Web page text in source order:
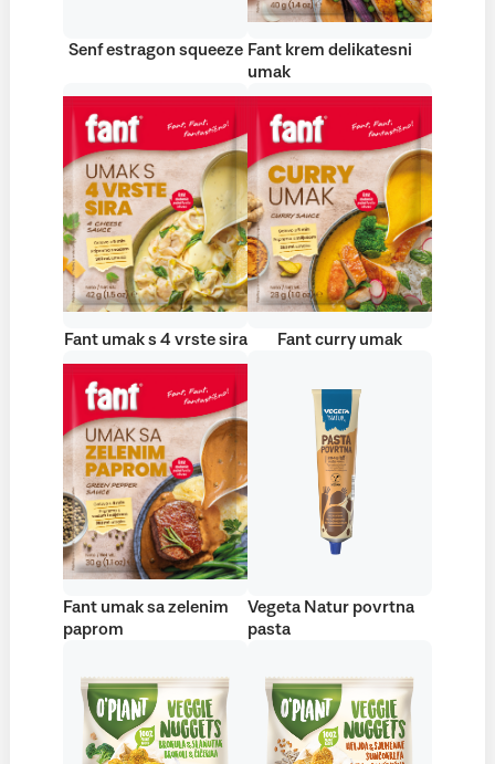
Senf estragon squeeze Fant krem delikatesni
umak
Fant umak s 4 vrste sira Fant curry umak
Fant umak sa zelenim
paprom
Vegeta Natur povrtna
pasta